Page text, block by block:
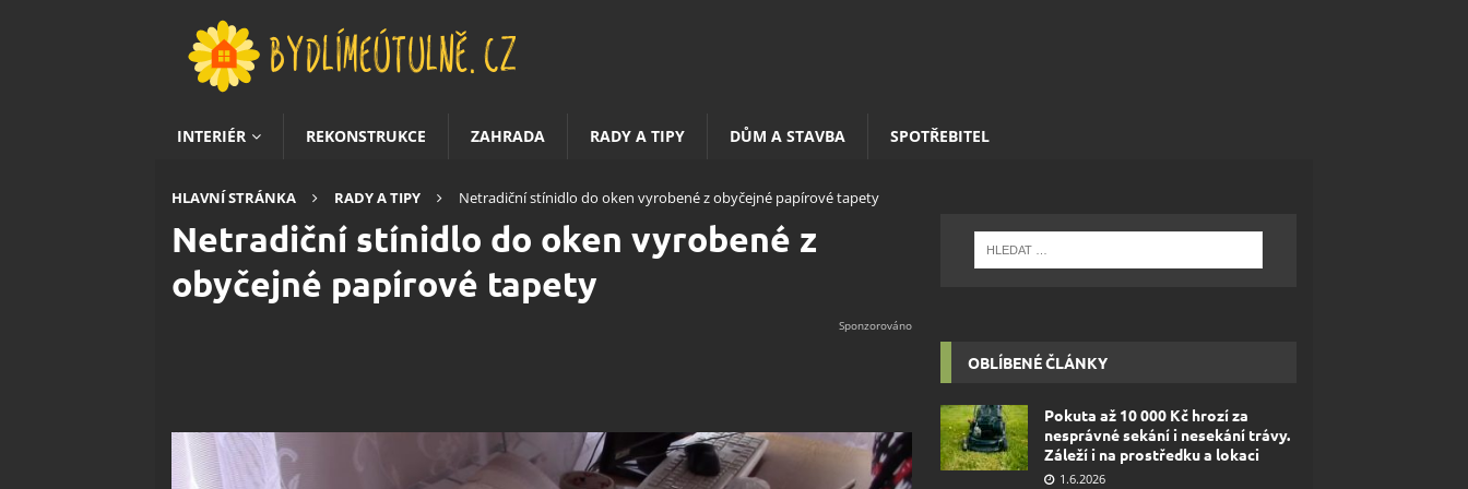
INTERIÉR REKONSTRUKCE ZAHRADA RADY A TIPY DŮM A STAVBA SPOTŘEBITEL
HLAVNÍ STRÁNKA RADY A TIPY Netradiční stínidlo do oken vyrobené z obyčejné papírové tapety
Netradiční stínidlo do oken vyrobené z
obyčejné papírové tapety
OBLÍBENÉ ČLÁNKY
Pokuta až 10 000 Kč hrozí za
nesprávné sekání i nesekání trávy.
Záleží i na prostředku a lokaci
1.6.2026